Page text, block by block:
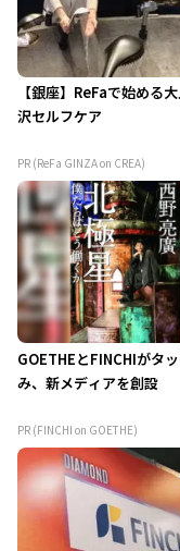
【銀座】ReFaで始める
沢セルフケア
PR (ReFa GINZA on CREA)
GOETHEとFINCHIがタ
み、新メディアを創設
PR (FINCHI on GOETHE)